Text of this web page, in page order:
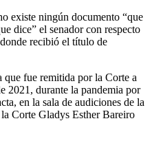
existe ningún documento “que
dice” el senador con respecto
recibió el título de
fue remitida por la Corte a
2021, durante la pandemia por
en la sala de audiciones de la
Corte Gladys Esther Bareiro